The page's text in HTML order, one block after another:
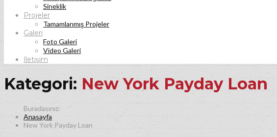
Sineklik
Projeler
Tamamlanmış Projeler
Galeri
Foto Galeri
Video Galeri
İletişim
Kategori: New York Payday Loan
Anasayfa
New York Payday Loan